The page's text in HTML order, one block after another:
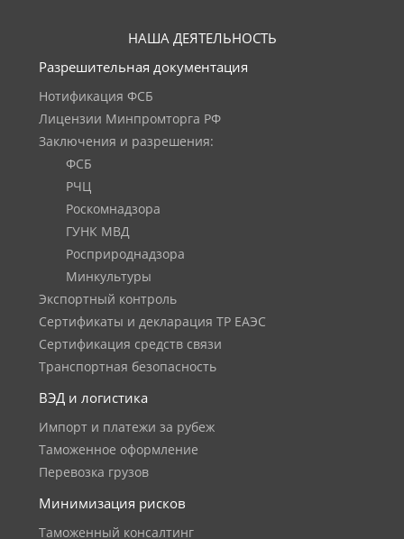
НАША ДЕЯТЕЛЬНОСТЬ
Разрешительная документация
Нотификация ФСБ
Лицензии Минпромторга РФ
Заключения и разрешения:
ФСБ
РЧЦ
Роскомнадзора
ГУНК МВД
Росприроднадзора
Минкультуры
Экспортный контроль
Сертификаты и декларация ТР ЕАЭС
Сертификация средств связи
Транспортная безопасность
ВЭД и логистика
Импорт и платежи за рубеж
Таможенное оформление
Перевозка грузов
Минимизация рисков
Таможенный консалтинг